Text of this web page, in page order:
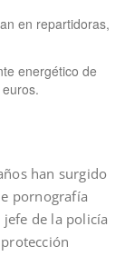
en repartidoras,
energético de
han surgido
pornografía
de la policía